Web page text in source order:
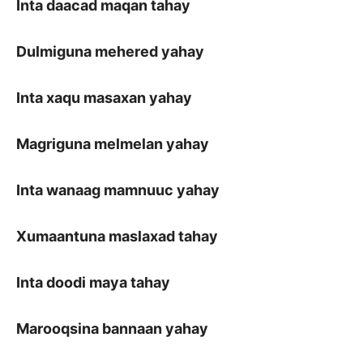
Inta daacad maqan tahay
Dulmiguna mehered yahay
Inta xaqu masaxan yahay
Magriguna melmelan yahay
Inta wanaag mamnuuc yahay
Xumaantuna maslaxad tahay
Inta doodi maya tahay
Marooqsina bannaan yahay